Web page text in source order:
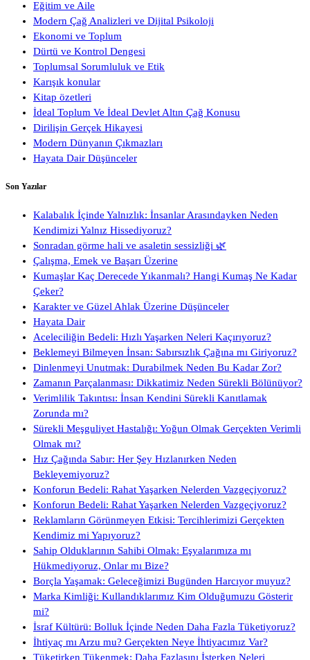
Eğitim ve Aile
Modern Çağ Analizleri ve Dijital Psikoloji
Ekonomi ve Toplum
Dürtü ve Kontrol Dengesi
Toplumsal Sorumluluk ve Etik
Karışık konular
Kitap özetleri
İdeal Toplum Ve İdeal Devlet Altın Çağ Konusu
Dirilişin Gerçek Hikayesi
Modern Dünyanın Çıkmazları
Hayata Dair Düşünceler
Son Yazılar
Kalabalık İçinde Yalnızlık: İnsanlar Arasındayken Neden
Kendimizi Yalnız Hissediyoruz?
Sonradan görme hali ve asaletin sessizliği 🌿
Çalışma, Emek ve Başarı Üzerine
Kumaşlar Kaç Derecede Yıkanmalı? Hangi Kumaş Ne Kadar
Çeker?
Karakter ve Güzel Ahlak Üzerine Düşünceler
Hayata Dair
Aceleciliğin Bedeli: Hızlı Yaşarken Neleri Kaçırıyoruz?
Beklemeyi Bilmeyen İnsan: Sabırsızlık Çağına mı Giriyoruz?
Dinlenmeyi Unutmak: Durabilmek Neden Bu Kadar Zor?
Zamanın Parçalanması: Dikkatimiz Neden Sürekli Bölünüyor?
Verimlilik Takıntısı: İnsan Kendini Sürekli Kanıtlamak
Zorunda mı?
Sürekli Meşguliyet Hastalığı: Yoğun Olmak Gerçekten Verimli
Olmak mı?
Hız Çağında Sabır: Her Şey Hızlanırken Neden
Bekleyemiyoruz?
Konforun Bedeli: Rahat Yaşarken Nelerden Vazgeçiyoruz?
Konforun Bedeli: Rahat Yaşarken Nelerden Vazgeçiyoruz?
Reklamların Görünmeyen Etkisi: Tercihlerimizi Gerçekten
Kendimiz mi Yapıyoruz?
Sahip Olduklarının Sahibi Olmak: Eşyalarımıza mı
Hükmediyoruz, Onlar mı Bize?
Borçla Yaşamak: Geleceğimizi Bugünden Harcıyor muyuz?
Marka Kimliği: Kullandıklarımız Kim Olduğumuzu Gösterir
mi?
İsraf Kültürü: Bolluk İçinde Neden Daha Fazla Tüketiyoruz?
İhtiyaç mı Arzu mu? Gerçekten Neye İhtiyacımız Var?
Tüketirken Tükenmek: Daha Fazlasını İsterken Neleri